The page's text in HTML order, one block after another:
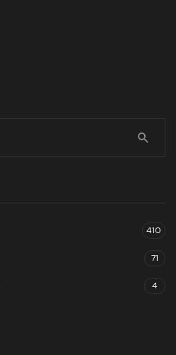
410
71
4